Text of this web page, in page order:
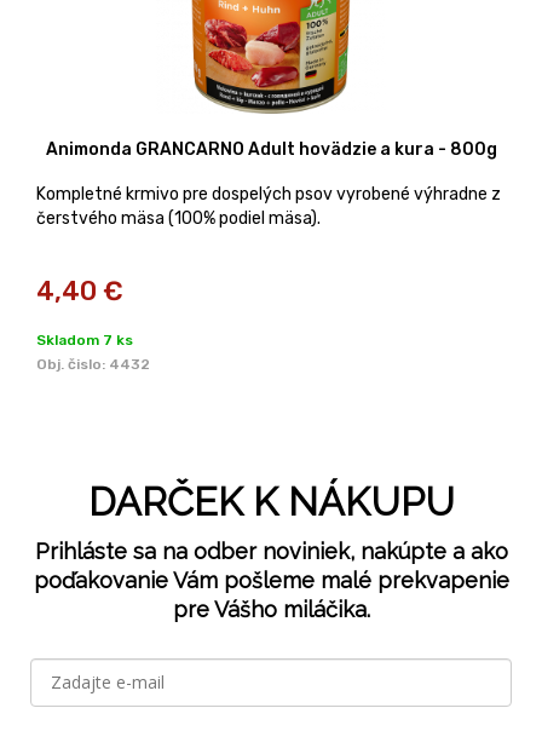
Animonda GRANCARNO Adult hovädzie a kura - 800g
Kompletné krmivo pre dospelých psov vyrobené výhradne z
čerstvého mäsa (100% podiel mäsa).
4,40 €
Skladom 7 ks
Obj. čislo: 4432
DARČEK K NÁKUPU
Prihláste sa na odber noviniek, nakúpte a ako
poďakovanie Vám pošleme malé prekvapenie
pre Vášho miláčika.